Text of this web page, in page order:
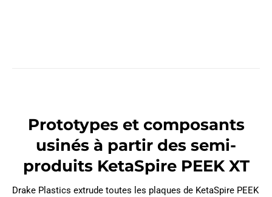
Prototypes et composants
usinés à partir des semi-
produits KetaSpire PEEK XT
Drake Plastics extrude toutes les plaques de KetaSpire PEEK